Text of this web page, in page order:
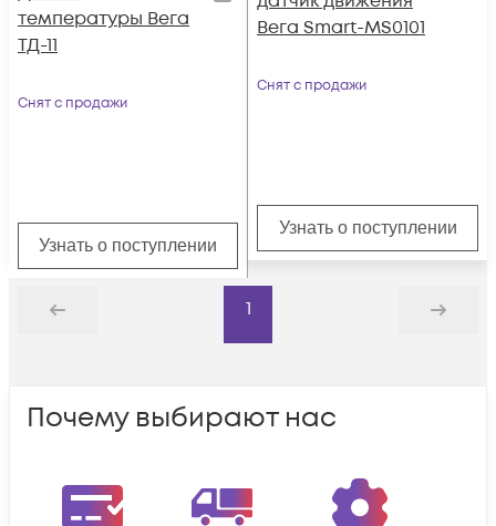
температуры Вега
ТД-11
Снят с продажи
Узнать о поступлении
Вега Smart-MS0101
Снят с продажи
Узнать о поступлении
Назад
1
Дальше
Почему выбирают нас